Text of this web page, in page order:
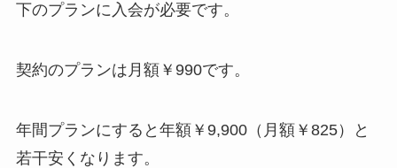
下のプランに入会が必要です。
契約のプランは月額￥990です。
年間プランにすると年額￥9,900（月額￥825）と
若干安くなります。